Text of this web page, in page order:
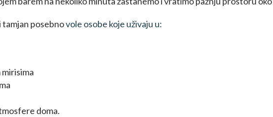
tamjan posebnovole osobe koje uživaju u:
doma.